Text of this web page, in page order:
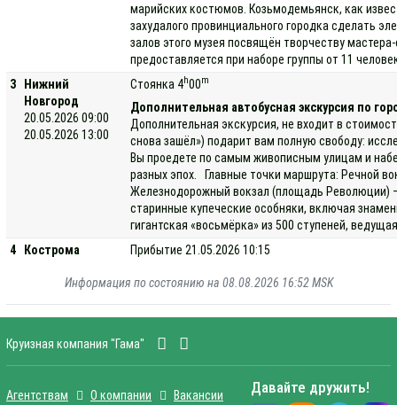
марийских костюмов. Козьмодемьянск, как
захудалого провинциального городка сделать
залов этого музея посвящён творчеству
предоставляется при наборе группы от 11
3
Нижний
Новгород
20.05.2026 09:00
20.05.2026 13:00
Стоянка 4h00m
Дополнительная автобусная экскурсия по
Дополнительная экскурсия, не входит в
снова зашёл») подарит вам полную свободу:
Вы проедете по самым живописным улицам и
разных эпох. Главные точки маршрута: Речной
Железнодорожный вокзал (площадь Революции)
старинные купеческие особняки, включая
гигантская «восьмёрка» из 500 ступеней,
4
Кострома Прибытие 21.05.2026 10:15
Информация по состоянию на 08.08.2026 16:52 MSK
Круизная компания "Гама"
Агентствам О компании Вакансии Давайте дружить!